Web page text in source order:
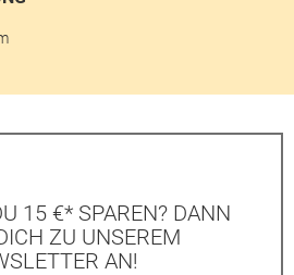
15 €* SPAREN? DANN
ZU UNSEREM
AN!